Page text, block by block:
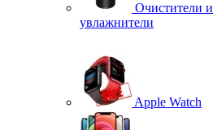
Очистители и
увлажнители
Apple Watch